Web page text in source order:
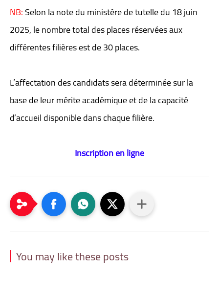
NB:Selon la note du ministère de tutelle du 18 juin
2025, le nombre total des places réservées aux
différentes filières est de 30 places.
L’affectation des candidats sera déterminée sur la
base de leur mérite académique et de la capacité
d’accueil disponible dans chaque filière.
Inscription en ligne
You may like these posts